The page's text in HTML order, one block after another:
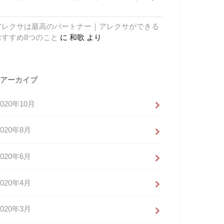
レクサは最高のパートナー｜アレクサができる
すすめ8つのこと に 和歌 より
アーカイブ
年10月
年8月
年6月
年4月
年3月